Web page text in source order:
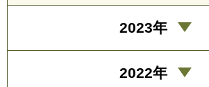
2023年
2022年